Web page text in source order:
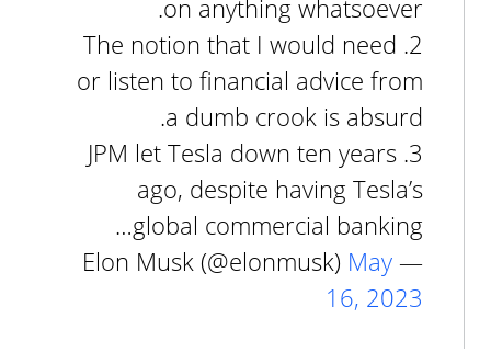
on anything whatsoever.
2. The notion that I would need
or listen to financial advice from
a dumb crook is absurd.
3. JPM let Tesla down ten years
ago, despite having Tesla’s
global commercial banking…
— Elon Musk (@elonmusk)
May
16, 2023